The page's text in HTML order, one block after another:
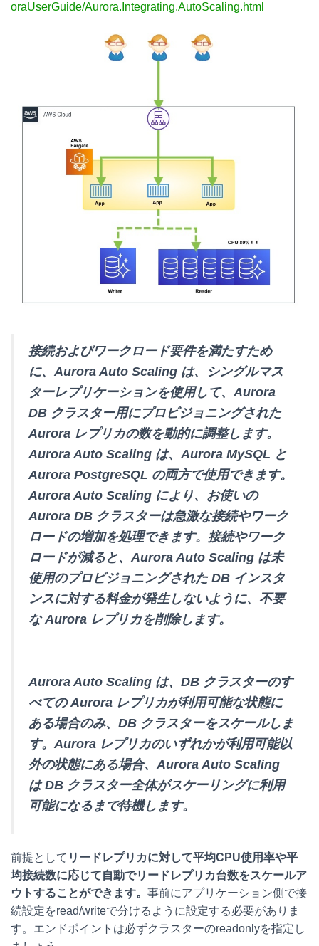
oraUserGuide/Aurora.Integrating.AutoScaling.html
接続およびワークロード要件を満たすため
に、Aurora Auto Scaling は、シングルマス
ターレプリケーションを使用して、Aurora
DB クラスター用にプロビジョニングされた
Aurora レプリカの数を動的に調整します。
Aurora Auto Scaling は、Aurora MySQL と
Aurora PostgreSQL の両方で使用できます。
Aurora Auto Scaling により、お使いの
Aurora DB クラスターは急激な接続やワーク
ロードの増加を処理できます。接続やワーク
ロードが減ると、Aurora Auto Scaling は未
使用のプロビジョニングされた DB インスタ
ンスに対する料金が発生しないように、不要
な Aurora レプリカを削除します。
Aurora Auto Scaling は、DB クラスターのす
べての Aurora レプリカが利用可能な状態に
ある場合のみ、DB クラスターをスケールしま
す。Aurora レプリカのいずれかが利用可能以
外の状態にある場合、Aurora Auto Scaling
は DB クラスター全体がスケーリングに利用
可能になるまで待機します。
前提として リードレプリカに対して平均CPU使用率や平
均接続数に応じて自動でリードレプリカ台数をスケールア
ウトすることができます。 事前にアプリケーション側で接
続設定をread/writeで分けるように設定する必要がありま
す。エンドポイントは必ずクラスターのreadonlyを指定し